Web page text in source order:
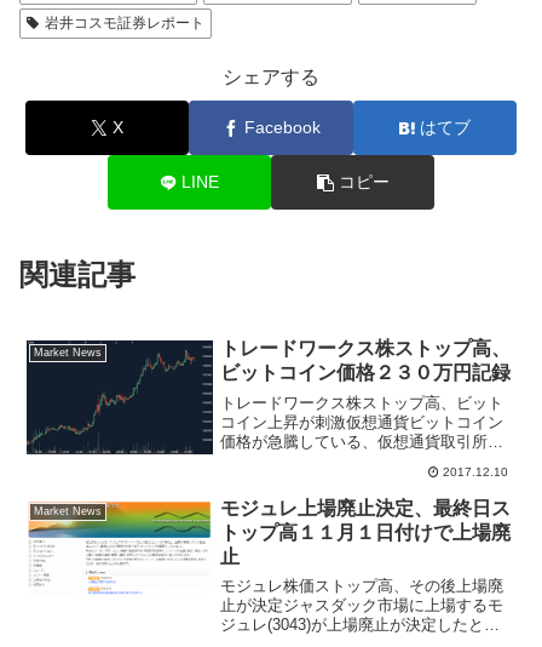
岩井コスモ証券レポート
シェアする
X Facebook はてブ
LINE コピー
関連記事
Market News
トレードワークス株ストップ高、
ビットコイン価格２３０万円記録
トレードワークス株ストップ高、ビット
コイン上昇が刺激仮想通貨ビットコイン
価格が急騰している、仮想通貨取引所大
日に初の１万７０００ドルを突破して円
建て価格は一時２３０万円を超えて年初
の１ビットコイン１０万円...
2017.12.10
Market News
モジュレ上場廃止決定、最終日ス
トップ高１１月１日付けで上場廃
止
モジュレ株価ストップ高、その後上場廃
止が決定ジャスダック市場に上場するモ
ジュレ(3043)が上場廃止が決定したと発